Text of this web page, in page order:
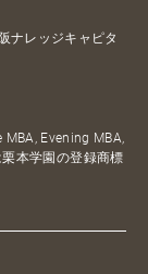
ナレッジキャピタ
Evening MBA,
本学園の登録商標